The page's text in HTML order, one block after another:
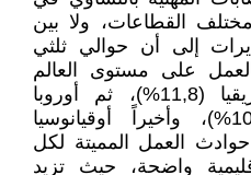
مختلف القطاعات، ولا بين
إلى أن حوالي ثلثي
على مستوى العالم
تحدث في آسيا، تليها أفريقيا (11,8%)، ثم أوروبا
(11,7%)، فالأمريكتان (10,9%)، وأخيراً أوقيانوسيا
حوادث العمل المميتة لكل
واضحة، حيث تزيد